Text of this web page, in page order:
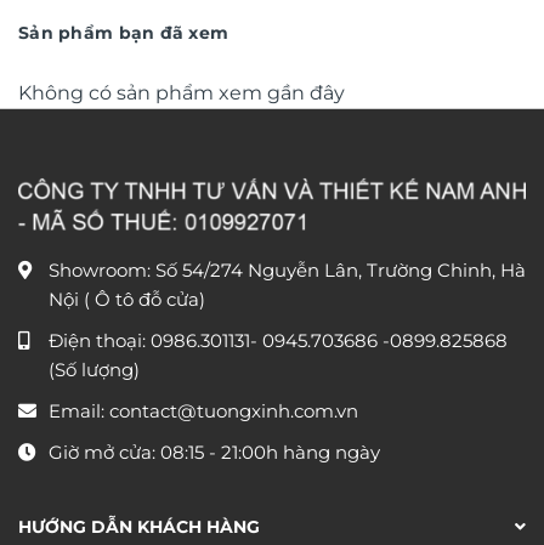
Sản phẩm bạn đã xem
Không có sản phẩm xem gần đây
Showroom: Số 54/274 Nguyễn Lân, Trường Chinh, Hà
Nội ( Ô tô đỗ cửa)
Điện thoại: 0986.301131- 0945.703686 -0899.825868
(Số lượng)
Email: contact@tuongxinh.com.vn
Giờ mở cửa: 08:15 - 21:00h hàng ngày
HƯỚNG DẪN KHÁCH HÀNG